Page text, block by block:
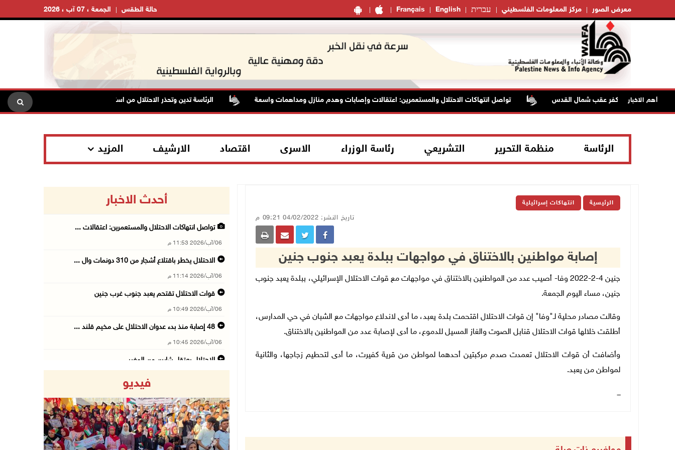
Français English עברית مركز المعلومات الفلسطيني معرض الصور الجمعة ، 07 آب ، 2026 حالة الطقس
أهم الاخبار تواصل انتهاكات الاحتلال والمستعمرين: اعتقالات وإصابات وهدم منازل ومداهمات واسعة الرئاسة تدين وتحذر الاحتلال من استمرار حربه الشاملة على الشعب
الرئاسة منظمة التحرير التشريعي رئاسة الوزراء الاسرى اقتصاد الارشيف المزيد
الرئيسية انتهاكات إسرائيلية
تاريخ النشر: 04/02/2022 09:21 م
إصابة مواطنين بالاختناق في مواجهات ببلدة يعبد جنوب جنين
جنين 4-2-2022 وفا- أصيب عدد من المواطنين بالاختناق في مواجهات مع قوات الاحتلال الإسرائيلي، ببلدة يعبد جنوب
جنين، مساء اليوم الجمعة.
وقالت مصادر محلية لـ"وفا" إن قوات الاحتلال اقتحمت بلدة يعبد، ما أدى لاندلاع مواجهات مع الشبان في حي المدارس،
أطلقت خلالها قوات الاحتلال قنابل الصوت والغاز المسيل للدموع، ما أدى لإصابة عدد من المواطنين بالاختناق.
وأضافت أن قوات الاحتلال تعمدت صدم مركبتين أحدهما لمواطن من قرية كفيرت، ما أدى لتحطيم زجاجها، والثانية
لمواطن من يعبد.
ـــ
أحدث الاخبار
تواصل انتهاكات الاحتلال والمستعمرين: اعتقالات ...
06/آب/2026 11:53 م
الاحتلال يخطر باقتلاع أشجار من 310 دونمات وال ...
06/آب/2026 11:14 م
قوات الاحتلال تقتحم يعبد جنوب غرب جنين
06/آب/2026 10:49 م
48 إصابة منذ بدء عدوان الاحتلال على مخيم قلند ...
06/آب/2026 10:45 م
الاحتلال يعتقل شابين من المغير
06/آب/2026 10:01 م
رئيس بلدية الخليل يطلع وفدا أميركيا على تطورا ...
06/آب/2026 09:59 م
فيديو
Previous Next